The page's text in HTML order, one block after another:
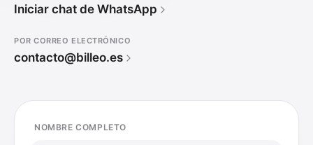
Iniciar chat de WhatsApp
POR CORREO ELECTRÓNICO
contacto@billeo.es
NOMBRE COMPLETO